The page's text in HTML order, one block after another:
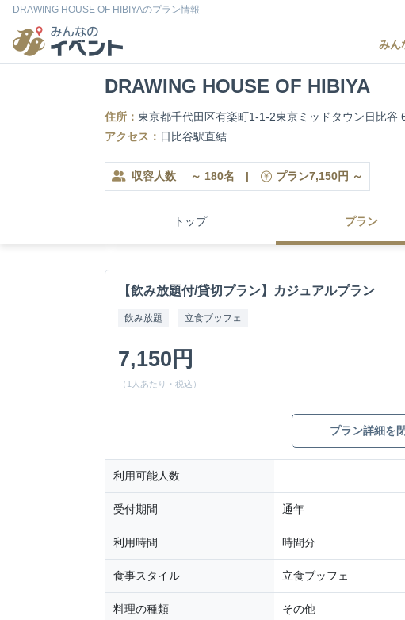
DRAWING HOUSE OF HIBIYAのプラン情報
みん
DRAWING HOUSE OF HIBIYA
住所： 東京都千代田区有楽町1-1-2東京ミッドタウン日比谷
アクセス： 日比谷駅直結
収容人数 ～ 180名 | プラン7,150円 ～
トップ プラン
【飲み放題付/貸切プラン】カジュアルプラン
飲み放題 立食ブッフェ
7,150円
（1人あたり・税込）
プラン詳細を
利用可能人数
受付期間 通年
利用時間 時間分
食事スタイル 立食ブッフェ
料理の種類 その他